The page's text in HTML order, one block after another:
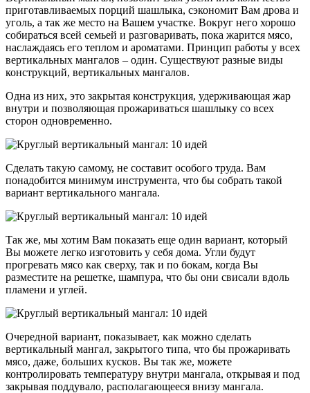
приготавливаемых порций шашлыка, сэкономит Вам дрова и
уголь, а так же место на Вашем участке. Вокруг него хорошо
собираться всей семьей и разговаривать, пока жарится мясо,
наслаждаясь его теплом и ароматами. Принцип работы у всех
вертикальных мангалов – один. Существуют разные виды
конструкций, вертикальных мангалов.
Одна из них, это закрытая конструкция, удерживающая жар
внутри и позволяющая прожариваться шашлыку со всех
сторон одновременно.
Сделать такую самому, не составит особого труда. Вам
понадобится минимум инструмента, что бы собрать такой
вариант вертикального мангала.
Так же, мы хотим Вам показать еще один вариант, который
Вы можете легко изготовить у себя дома. Угли будут
прогревать мясо как сверху, так и по бокам, когда Вы
разместите на решетке, шампура, что бы они свисали вдоль
пламени и углей.
Очередной вариант, показывает, как можно сделать
вертикальный мангал, закрытого типа, что бы прожаривать
мясо, даже, больших кусков. Вы так же, можете
контролировать температуру внутри мангала, открывая и под
закрывая поддувало, располагающееся внизу мангала.